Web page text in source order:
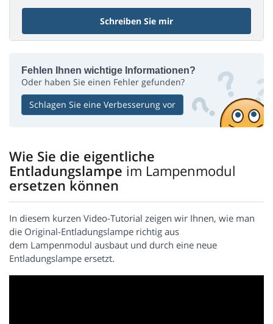
Schreiben Sie mir
Fehlen Ihnen wichtige Informationen?
Oder haben Sie einen Fehler gefunden?
Schlagen Sie eine Verbesserung vor
Wie Sie die eigentliche
Entladungslampe im Lampenmodul
ersetzen können
In diesem kurzen Video-Tutorial zeigen wir Ihnen, wie man
die Original-Entladungslampe richtig aus
dem Lampenmodul ausbaut und durch eine neue
Entladungslampe ersetzt.